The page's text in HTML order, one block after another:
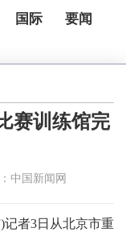
国际
要闻
赛训练馆完
中国新闻网
记者3日从北京市重